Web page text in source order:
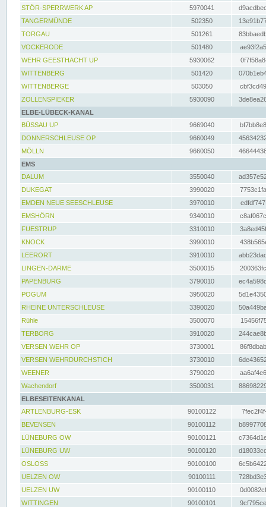
STÖR-SPERRWERK AP 5970041
TANGERMÜNDE
502350
TORGAU
501261
VOCKERODE
501480
WEHR GEESTHACHT UP
5930062
WITTENBERG
501420
WITTENBERGE
503050
ZOLLENSPIEKER
5930090
ELBE-LÜBECK-KANAL
BÜSSAU UP
9669040
DONNERSCHLEUSE OP
9660049
MÖLLN
9660050
EMS
DALUM
3550040
DUKEGAT
3990020
EMDEN NEUE SEESCHLEUSE
3970010
EMSHÖRN
9340010
FUESTRUP
3310010
KNOCK
3990010
LEERORT
3910010
LINGEN-DARME
3500015
PAPENBURG
3790010
POGUM
3950020
RHEINE UNTERSCHLEUSE
3390020
Rühle
3500070
TERBORG
3910020
VERSEN WEHR OP
3730001
VERSEN WEHRDURCHSTICH
3730010
WEENER
3790020
Wachendorf
3500031
ELBESEITENKANAL
ARTLENBURG-ESK
90100122
BEVENSEN
90100112
LÜNEBURG OW
90100121
LÜNEBURG UW
90100120
OSLOSS
90100100
UELZEN OW
90100111
UELZEN UW
90100110
WITTINGEN
90100101